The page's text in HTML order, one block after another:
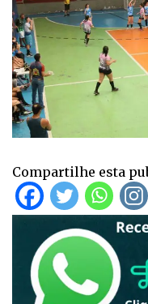
Compartilhe esta